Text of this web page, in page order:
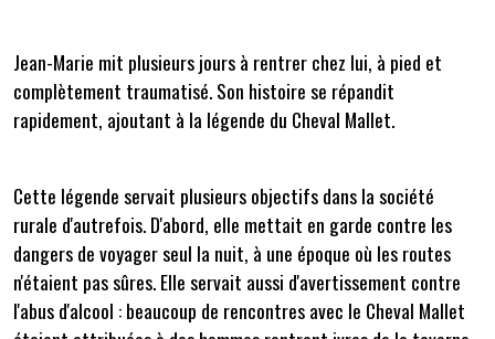
Jean-Marie mit plusieurs jours à rentrer chez lui, à pied et
complètement traumatisé. Son histoire se répandit
rapidement, ajoutant à la légende du Cheval Mallet.
Cette légende servait plusieurs objectifs dans la société
rurale d'autrefois. D'abord, elle mettait en garde contre les
dangers de voyager seul la nuit, à une époque où les routes
n'étaient pas sûres. Elle servait aussi d'avertissement contre
l'abus d'alcool : beaucoup de rencontres avec le Cheval Mallet